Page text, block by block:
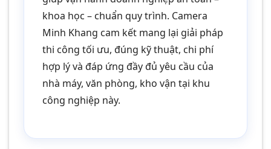
khoa học – chuẩn quy trình. Camera
Minh Khang cam kết mang lại giải pháp
thi công tối ưu, đúng kỹ thuật, chi phí
hợp lý và đáp ứng đầy đủ yêu cầu của
nhà máy, văn phòng, kho vận tại khu
công nghiệp này.